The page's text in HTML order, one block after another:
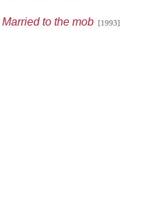
Married to the mob[1993]